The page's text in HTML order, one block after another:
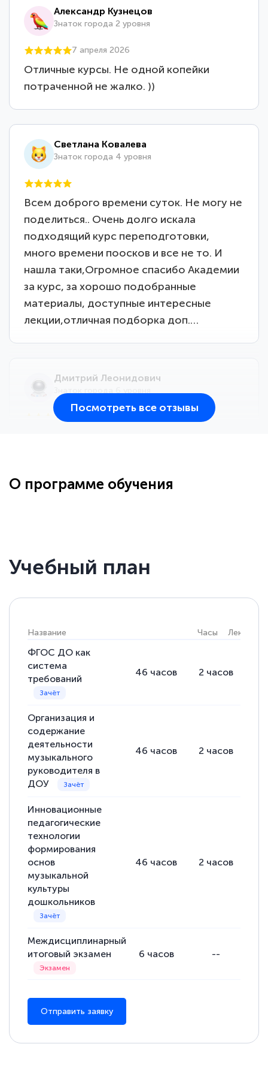
Александр Кузнецов
Знаток города 2 уровня
7 апреля 2026
Отличные курсы. Не одной копейки
потраченной не жалко. ))
Светлана Ковалева
Знаток города 4 уровня
Всем доброго времени суток. Не могу не
поделиться.. Очень долго искала
подходящий курс переподготовки,
много времени поосков и все не то. И
нашла таки,Огромное спасибо Академии
за курс, за хорошо подобранные
материалы, доступные интересные
лекции,отличная подборка доп.…
Дмитрий Леонидович
большое количество методических
Выражаю благодарность за курс
повышения квалификации "Эксперт ЕГЭ по
русскому языку и литературе". Много
полезных материалов помогли
книги, методические рекомендации,
статьи. Времени на подготовку
достаточно. Курс помогает пройти
аттестацию в школе. Спасибо!
Евгения Коротких
Знаток города 2 уровня
Спасибо большое Академии! Грамотное,
вежливое сопровождение! Всё чётко и
понятно! Проходила повышение
квалификации. Ещё раз - СПАСИБО!
Елена Петрикс
Знаток города 5 уровня
Посмотреть все отзывы
О программе обучения
Учебный план
Название Часы Лекции
ФГОС ДО как
система
требований
46 часов 2 часов
Организация и
содержание
деятельности
музыкального
руководителя в
ДОУ
46 часов 2 часов
Инновационные
педагогические
технологии
формирования
основ
музыкальной
культуры
дошкольников
46 часов 2 часов
Междисциплинарный
итоговый экзамен
6 часов --
Отправить заявку